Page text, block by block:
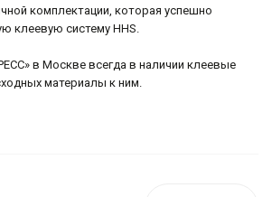
комплектации, которая успешно
клеевую систему HHS.
в Москве всегда в наличии клеевые
материалы к ним.